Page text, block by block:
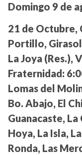
Domingo 9 de
21 de Octubre,
Portillo,
La Joya (Res.),
Fraternidad:
Lomas del
Bo. Abajo, El
Guanacaste,
Hoya, La Isla,
Ronda, Las